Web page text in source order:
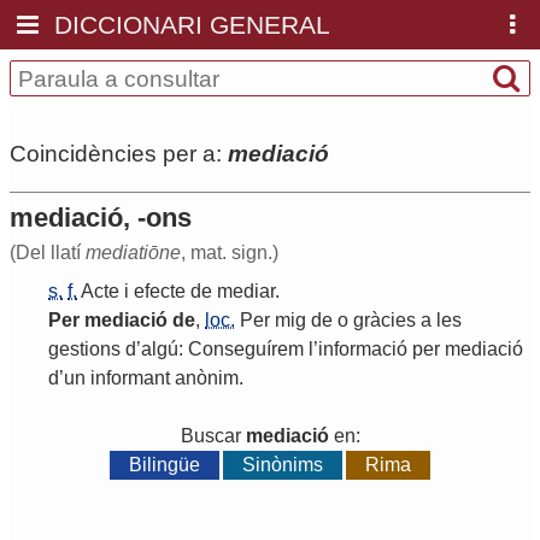
DICCIONARI GENERAL
Coincidències per a: mediació
mediació, -ons
(Del llatí mediatiōne, mat. sign.)
s. f. Acte i efecte de mediar.
Per mediació de, loc. Per mig de o gràcies a les
gestions d’algú: Conseguírem ’informació per mediació
d’un informant anònim.
Buscar mediacióen:
Bilingüe
Sinònims Rima